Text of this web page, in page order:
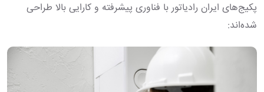
پکیج‌های ایران رادیاتور با فناوری پیشرفته و کارایی بالا طراحی
شده‌اند: